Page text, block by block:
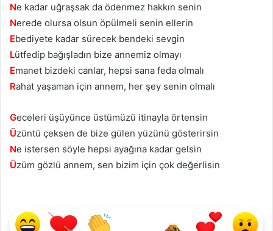
Ne kadar uğraşsak da ödenmez hakkın senin
Nerede olursa olsun öpülmeli senin ellerin
Ebediyete kadar sürecek bendeki sevgin
Lütfedip bağışladın bize annemiz olmayı
Emanet bizdeki canlar, hepsi sana feda olmalı
Rahat yaşaman için annem, her şey senin olmalı
Geceleri üşüyünce üstümüzü itinayla örtensin
Üzüntü çeksen de bize gülen yüzünü gösterirsin
Ne istersen söyle hepsi ayağına kadar gelsin
Üzüm gözlü annem, sen bizim için çok değerlisin